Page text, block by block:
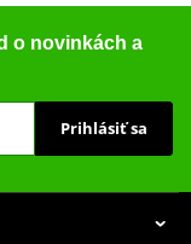
o novinkách a
Prihlásiť sa